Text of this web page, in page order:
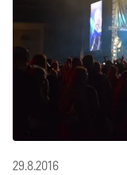
29.8.2016